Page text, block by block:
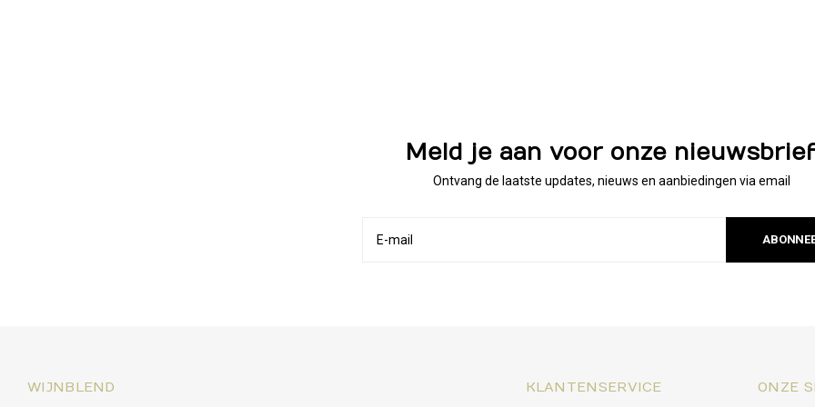
Meld je aan voor onze
Ontvang de laatste updates, nieuws en aanbiedingen via email
WIJNBLEND KLANTENSERVICE ONZE